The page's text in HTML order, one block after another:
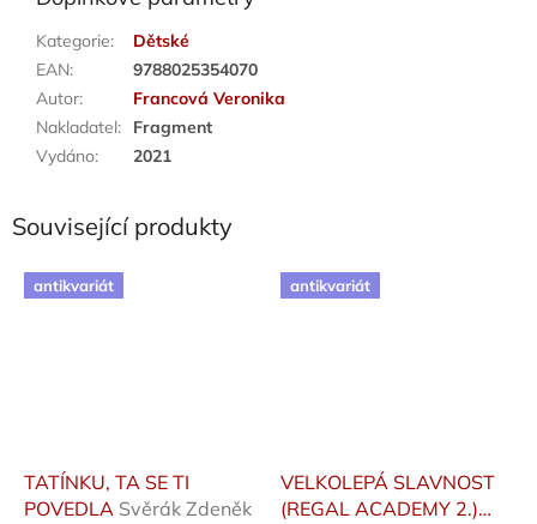
Kategorie:
Dětské
EAN:
9788025354070
Autor:
Francová Veronika
Nakladatel:
Fragment
Vydáno: 2021
Související produkty
antikvariát
TATÍNKU, TA SE TI
POVEDLA Svěrák Zdeněk
antikvariát
VELKOLEPÁ SLAVNOST
(REGAL ACADEMY 2.)